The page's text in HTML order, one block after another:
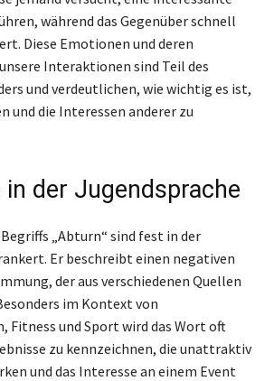
während das Gegenüber schnell
Diese Emotionen und deren
Interaktionen sind Teil des
und verdeutlichen, wie wichtig es ist,
und die Interessen anderer zu
in der Jugendsprache
„Abturn“ sind fest in der
Er beschreibt einen negativen
der aus verschiedenen Quellen
im Kontext von
und Sport wird das Wort oft
zu kennzeichnen, die unattraktiv
und das Interesse an einem Event